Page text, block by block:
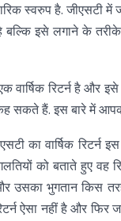
स्वरुप है. जीएसटी में
इसे लगाने के
वार्षिक रिटर्न है और
कह सकते हैं. इस बारे में
का वार्षिक रिटर्न
को बताते हुए वह
उसका भुगतान किस
ऐसा नहीं है और फिर